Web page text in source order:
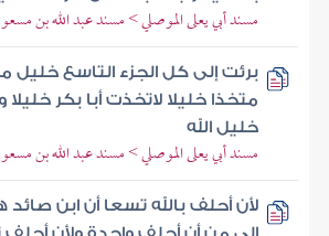
مسند أبي يعلى الموصلي > مسند عبد الله بن
برئت إلى كل الجزء التاسع
متخذا خليلا لاتخذت أبا بكر
خليل الله
مسند أبي يعلى الموصلي > مسند عبد الله بن
لأن أحلف بالله تسعا أن ابن